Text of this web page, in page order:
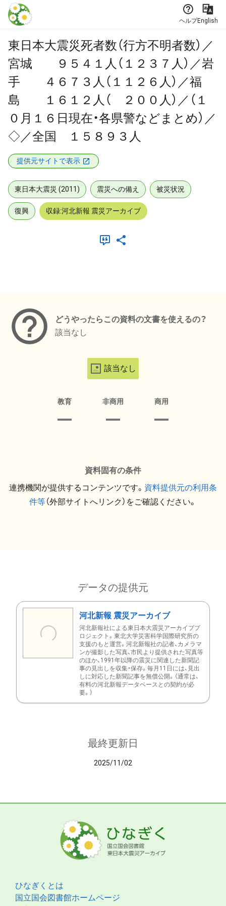
本文に飛ぶ
ヘルプEnglish
東日本大震災死者数（行方不明者数）／
宮城 ９５４１人（１２３７人）／岩
手 ４６７３人（１１２６人）／福
島 １６１２人（ ２００人）／（１
０月１６日現在・各県警などまとめ）／
◇／全国 １５８９３人
提供元サイトで表示
東日本大震災 (2011) 震災への備え 被災状況
復興 収録:河北新報 震災アーカイブ
どうやったらこの資料の文書を使えるの？
該当なし
該当なし
教育 非商用 商用
資料固有の条件
連携機関が提供するコンテンツです。 資料提供元の利用条
件等（外部サイトへリンク）をご確認ください。
データの提供元
河北新報 震災アーカイブ
河北新報社による東日本大震災アーカイブプ
ロジェクト。東北大学災害科学国際研究所の
支援のもと運営。河北新報社の記者、カメラマ
ンが撮影した写真、市民より提供された写真等
のほか、1991年以降の震災に関連した新聞記
事の見出しを収集・保存。毎月11日には、見出
しに対応した新聞記事を無償公開。（通常は、
有料の河北新報データベースとの契約が必
要。）
最終更新日
2025/11/02
ひなぎくとは
国立国会図書館ホームページ